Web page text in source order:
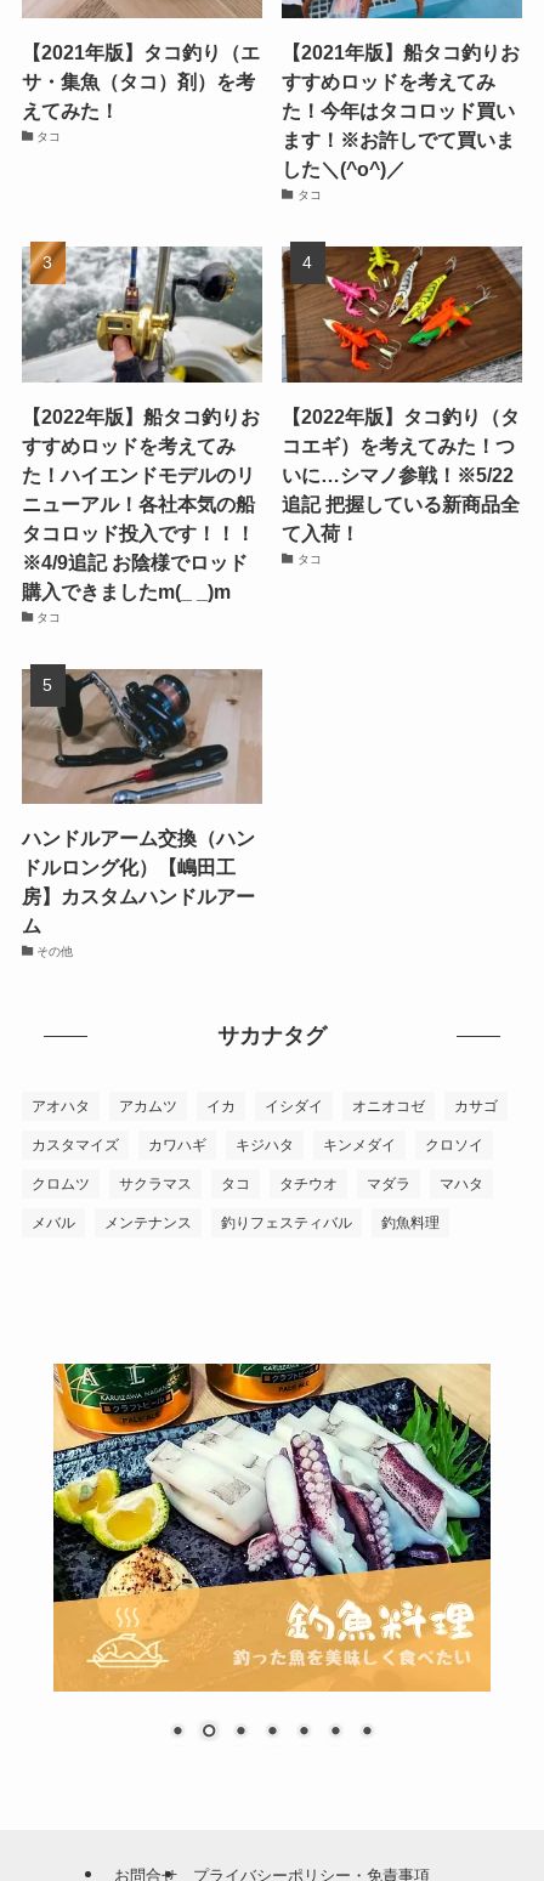
【2021年版】タコ釣り（エ
サ・集魚（タコ）剤）を考
えてみた！
タコ
【2021年版】船タコ釣りお
すすめロッドを考えてみ
た！今年はタコロッド買い
ます！※お許しでて買いま
した＼(^o^)／
タコ
【2022年版】船タコ釣りお
すすめロッドを考えてみ
た！ハイエンドモデルのリ
ニューアル！各社本気の船
タコロッド投入です！！！
※4/9追記 お陰様でロッド
購入できましたm(_ _)m
タコ
【2022年版】タコ釣り（タ
コエギ）を考えてみた！つ
いに…シマノ参戦！※5/22
追記 把握している新商品全
て入荷！
タコ
ハンドルアーム交換（ハン
ドルロング化）【嶋田工
房】カスタムハンドルアー
ム
その他
サカナタグ
アオハタ アカムツ イカ イシダイ オニオコゼ カサゴ
カスタマイズ カワハギ キジハタ キンメダイ クロソイ
クロムツ サクラマス タコ タチウオ マダラ マハタ
メバル メンテナンス 釣りフェスティバル 釣魚料理
お問合せ プライバシーポリシー・免責事項